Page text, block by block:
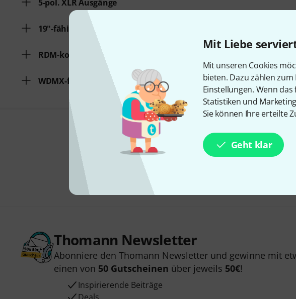
Mit Liebe
Mit unseren Cookies
bieten. Dazu zählen
Einstellungen. Wenn
Statistiken und
Sie können Ihre erteilte
Geht klar
5-pol. XLR Ausgänge
19"-fähig
RDM-kompatibel
WDMX-fähig
Gefällt
Thomann Newsletter
Abonniere den Thomann Newsletter und gewinne mit
einen von 50 Gutscheinen über jeweils 50€!
Inspirierende Beiträge